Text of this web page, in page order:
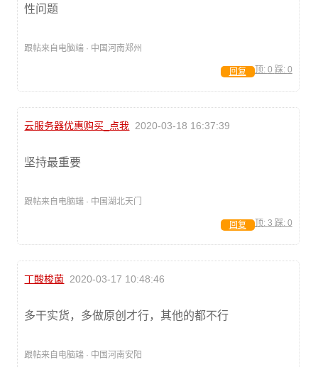
性问题
跟帖来自电脑端 · 中国河南郑州
顶: 0 踩: 0
回复
云服务器优惠购买_点我 2020-03-18 16:37:39
坚持最重要
跟帖来自电脑端 · 中国湖北天门
顶: 3 踩: 0
回复
丁酸梭菌 2020-03-17 10:48:46
多干实货，多做原创才行，其他的都不行
跟帖来自电脑端 · 中国河南安阳